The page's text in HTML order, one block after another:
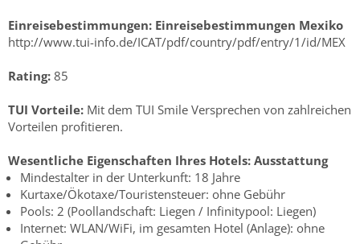
Einreisebestimmungen: Einreisebestimmungen Mexiko
http://www.tui-info.de/ICAT/pdf/country/pdf/entry/1/id/MEX
Rating: 85
TUI Vorteile: Mit dem TUI Smile Versprechen von zahlreichen
Vorteilen profitieren.
Wesentliche Eigenschaften Ihres Hotels: Ausstattung
Mindestalter in der Unterkunft: 18 Jahre
Kurtaxe/Ökotaxe/Touristensteuer: ohne Gebühr
Pools: 2 (Poollandschaft: Liegen / Infinitypool: Liegen)
Internet: WLAN/WiFi, im gesamten Hotel (Anlage): ohne